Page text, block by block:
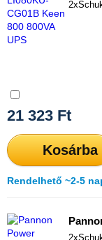
21 323 Ft
Kosárba
Rendelhető ~2-5